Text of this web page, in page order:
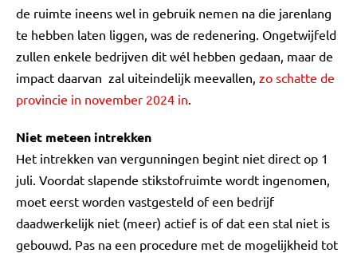
de ruimte ineens wel in gebruik nemen na die jarenlang
te hebben laten liggen, was de redenering. Ongetwijfeld
zullen enkele bedrijven dit wél hebben gedaan, maar de
impact daarvan zal uiteindelijk meevallen, zo schatte de
provincie in november 2024 in.
Niet meteen intrekken
Het intrekken van vergunningen begint niet direct op 1
juli. Voordat slapende stikstofruimte wordt ingenomen,
moet eerst worden vastgesteld of een bedrijf
daadwerkelijk niet (meer) actief is of dat een stal niet is
gebouwd. Pas na een procedure met de mogelijkheid tot